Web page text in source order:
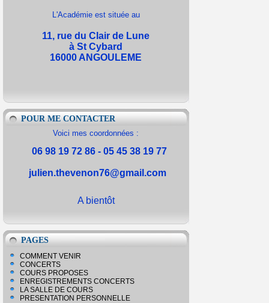
L'Académie est située au
11, rue du Clair de Lune
à St Cybard
16000 ANGOULEME
POUR ME CONTACTER
Voici mes coordonnées :
06 98 19 72 86 - 05 45 38 19 77
julien.thevenon76@gmail.com
A bientôt
PAGES
COMMENT VENIR
CONCERTS
COURS PROPOSES
ENREGISTREMENTS CONCERTS
LA SALLE DE COURS
PRESENTATION PERSONNELLE